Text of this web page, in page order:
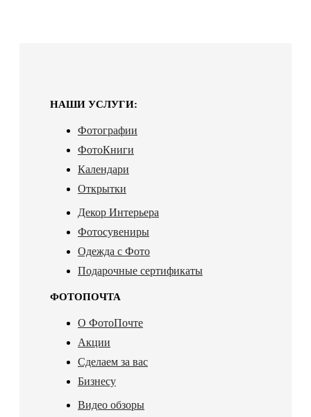
НАШИ УСЛУГИ:
Фотографии
ФотоКниги
Календари
Открытки
Декор Интерьера
Фотосувениры
Одежда с Фото
Подарочные сертификаты
ФОТОПОЧТА
О ФотоПочте
Акции
Сделаем за вас
Бизнесу
Видео обзоры